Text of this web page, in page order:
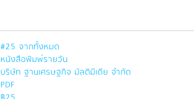
#25 จากทั้งหมด
หนังสือพิมพ์รายวัน
บริษัท ฐานเศรษฐกิจ มัลติมีเดีย จำกัด
PDF